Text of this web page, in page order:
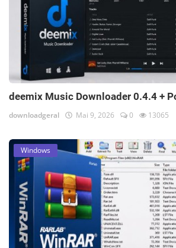
deemix Music Downloader 0.4.4 +
downloadgeral Mai 9, 2026 0 13065
Windows